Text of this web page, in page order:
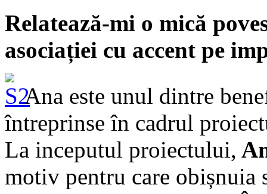
Relatează-mi o mică
asociației cu accent pe
Ana este unul dintre
întreprinse în cadrul
La inceputul proiectului,
motiv pentru care obișnuia